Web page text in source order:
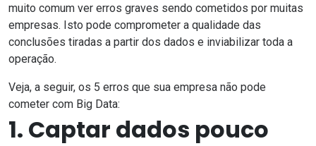
muito comum ver erros graves sendo cometidos por muitas
empresas. Isto pode comprometer a qualidade das
conclusões tiradas a partir dos dados e inviabilizar toda a
operação.
Veja, a seguir, os 5 erros que sua empresa não pode
cometer com Big Data:
1. Captar dados pouco